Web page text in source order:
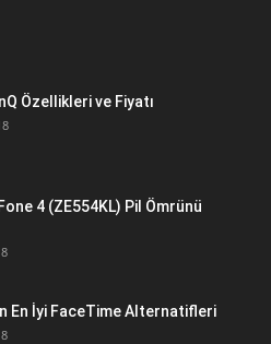
Özellikleri ve Fiyatı
4 (ZE554KL) Pil Ömrünü
En İyi FaceTime Alternatifleri